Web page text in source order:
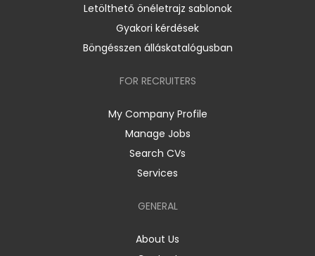
Letölthető önéletrajz sablonok
Gyakori kérdések
Böngésszen álláskatalógusban
FOR RECRUITERS
My Company Profile
Manage Jobs
Search CVs
Services
GENERAL
About Us